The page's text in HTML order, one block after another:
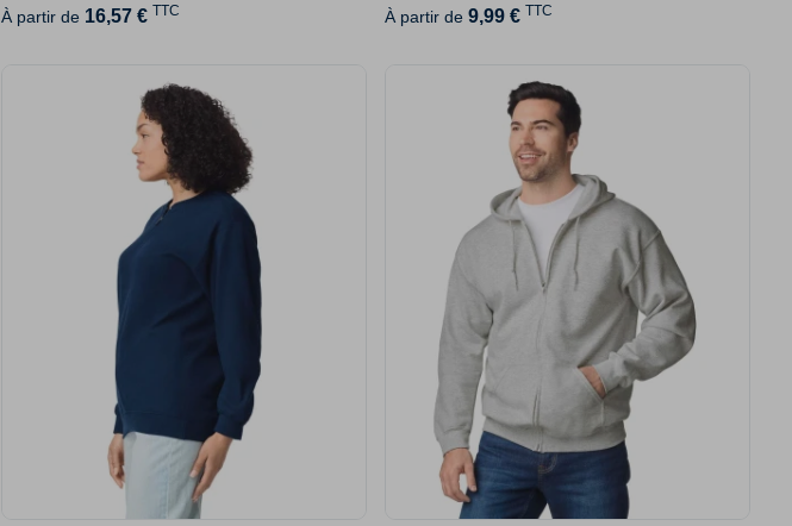
À partir de 16,57 € TTC À partir de 9,99 € TTC